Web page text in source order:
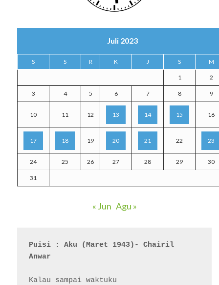
Juli 2023
S S R K J S M
1 2
3 4 5 6 7 8 9
10 11 12 13 14 15 16
17 18 19 20 21 22 23
24 25 26 27 28 29 30
31
« Jun Agu »
Puisi : Aku (Maret 1943)- Chairil
Anwar
Kalau sampai waktuku